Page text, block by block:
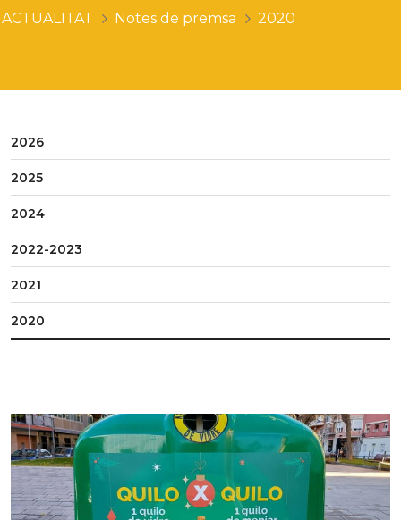
ACTUALITAT Notes de premsa 2020
2026
2025
2024
2022-2023
2021
2020